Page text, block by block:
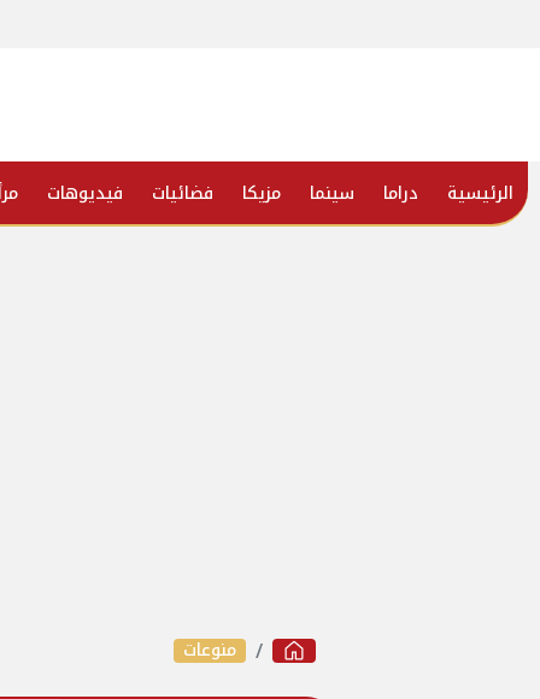
الرئيسية دراما سينما مزيكا فضائيات فيديوهات
منوعات